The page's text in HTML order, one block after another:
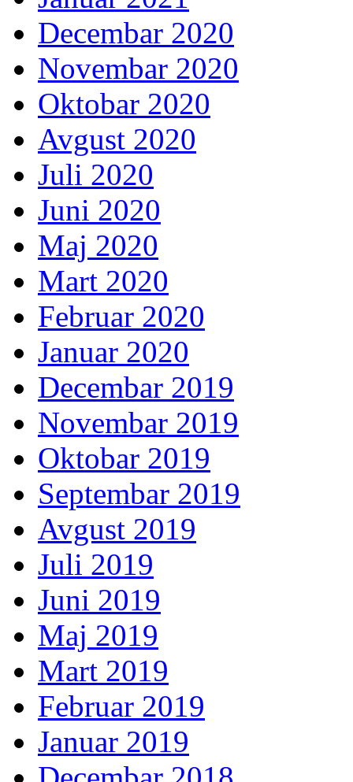
Decembar 2020
Novembar 2020
Oktobar 2020
Avgust 2020
Juli 2020
Juni 2020
Maj 2020
Mart 2020
Februar 2020
Januar 2020
Decembar 2019
Novembar 2019
Oktobar 2019
Septembar 2019
Avgust 2019
Juli 2019
Juni 2019
Maj 2019
Mart 2019
Februar 2019
Januar 2019